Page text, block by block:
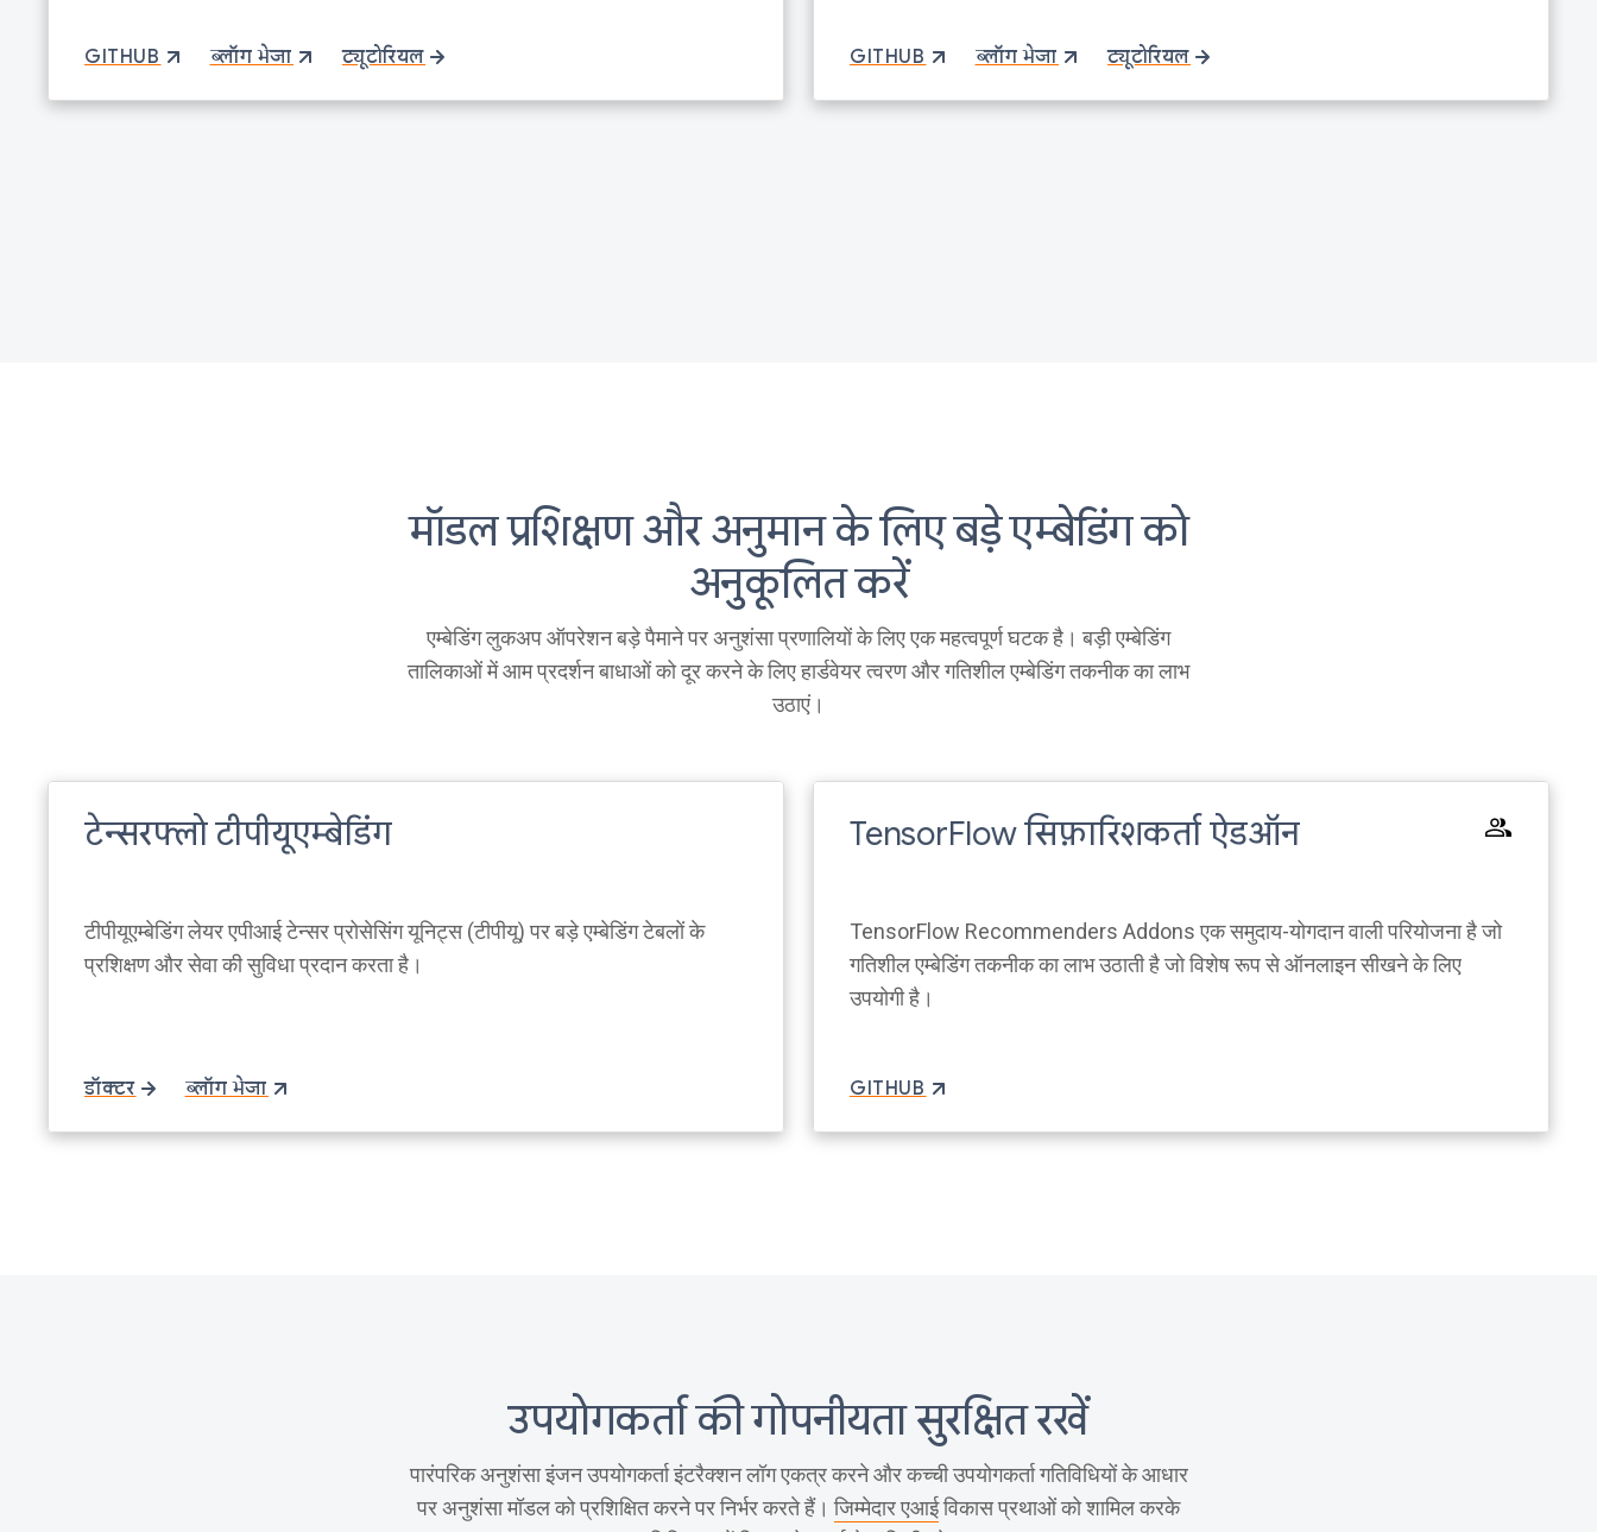
GITHUB ब्लॉग भेजा ट्यूटोरियल GITHUB ब्लॉग भेजा ट्यूटोरियल
मॉडल प्रशिक्षण और अनुमान के लिए बड़े एम्बेडिंग को
अनुकूलित करें
एम्बेडिंग लुकअप ऑपरेशन बड़े पैमाने पर अनुशंसा प्रणालियों के लिए एक महत्वपूर्ण घटक है। बड़ी एम्बेडिंग
तालिकाओं में आम प्रदर्शन बाधाओं को दूर करने के लिए हार्डवेयर त्वरण और गतिशील एम्बेडिंग तकनीक का लाभ
उठाएं।
टेन्सरफ्लो टीपीयूएम्बेडिंग
टीपीयूएम्बेडिंग लेयर एपीआई टेन्सर प्रोसेसिंग यूनिट्स (टीपीयू) पर बड़े एम्बेडिंग टेबलों के
प्रशिक्षण और सेवा की सुविधा प्रदान करता है।
डॉक्टर ब्लॉग भेजा
TensorFlow सिफ़ारिशकर्ता ऐडऑन
TensorFlow Recommenders Addons एक समुदाय-योगदान वाली परियोजना है जो
गतिशील एम्बेडिंग तकनीक का लाभ उठाती है जो विशेष रूप से ऑनलाइन सीखने के लिए
उपयोगी है।
GITHUB
उपयोगकर्ता की गोपनीयता सुरक्षित रखें
पारंपरिक अनुशंसा इंजन उपयोगकर्ता इंटरैक्शन लॉग एकत्र करने और कच्ची उपयोगकर्ता गतिविधियों के आधार
पर अनुशंसा मॉडल को प्रशिक्षित करने पर निर्भर करते हैं।जिम्मेदार एआईविकास प्रथाओं को शामिल करके